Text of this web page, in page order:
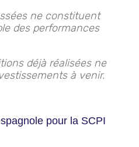
ne constituent
des performances
déjà réalisées ne
à venir.
pour la SCPI